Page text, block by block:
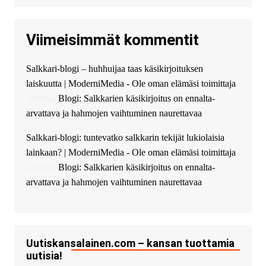
guest_4889 :Cmon Suomi 👏
The Admin: High five! You’ve
successfully installed Simple
Ajax Chat.
Viimeisimmät kommentit
Salkkari-blogi – huhhuijaa taas käsikirjoituksen
laiskuutta | ModerniMedia - Ole oman elämäsi toimittaja
Blogi: Salkkarien käsikirjoitus on ennalta-
arvattava ja hahmojen vaihtuminen naurettavaa
Salkkari-blogi: tuntevatko salkkarin tekijät lukiolaisia
lainkaan? | ModerniMedia - Ole oman elämäsi toimittaja
Blogi: Salkkarien käsikirjoitus on ennalta-
arvattava ja hahmojen vaihtuminen naurettavaa
Uutiskansalainen.com – kansan tuottamia
uutisia!